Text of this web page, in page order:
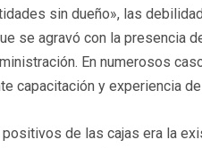
sin dueño», las
se agravó con la presencia
En numerosos
capacitación y experiencia
de las cajas era la